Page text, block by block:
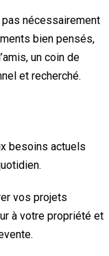
nécessairement
bien pensés,
un coin de
et recherché.
besoins actuels
vos projets
à votre propriété et